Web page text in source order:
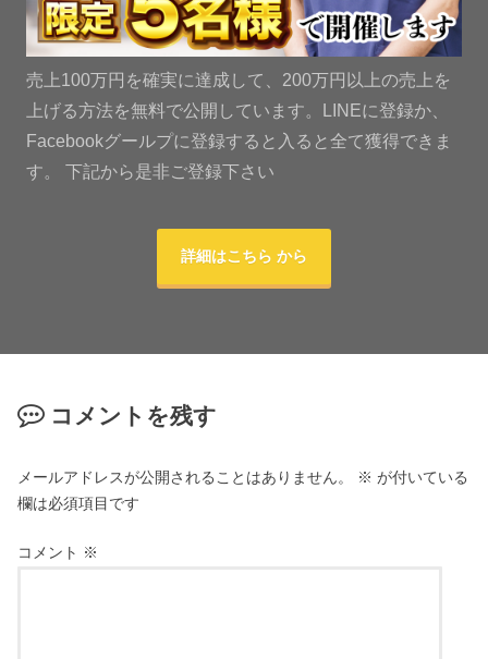
売上100万円を確実に達成して、200万円以上の売上を
上げる方法を無料で公開しています。LINEに登録か、
Facebookグールプに登録すると入ると全て獲得できま
す。 下記から是非ご登録下さい
詳細はこちら から
コメントを残す
メールアドレスが公開されることはありません。 ※ が付いている
欄は必須項目です
コメント ※